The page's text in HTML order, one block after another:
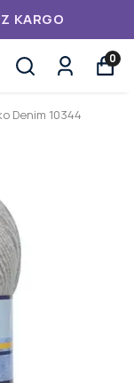
KARGO
0
Denim 10344